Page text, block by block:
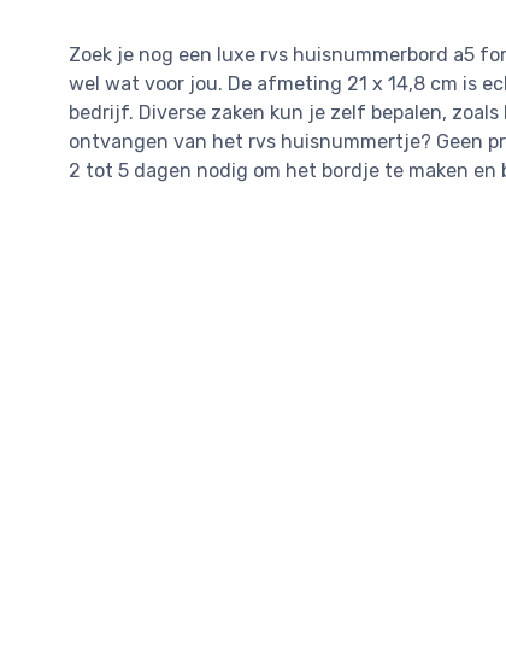
Zoek je nog een luxe rvs huisnummerbord a5
wel wat voor jou. De afmeting 21 x 14,8 cm is
bedrijf. Diverse zaken kun je zelf bepalen,
ontvangen van het rvs huisnummertje? Geen
2 tot 5 dagen nodig om het bordje te maken en